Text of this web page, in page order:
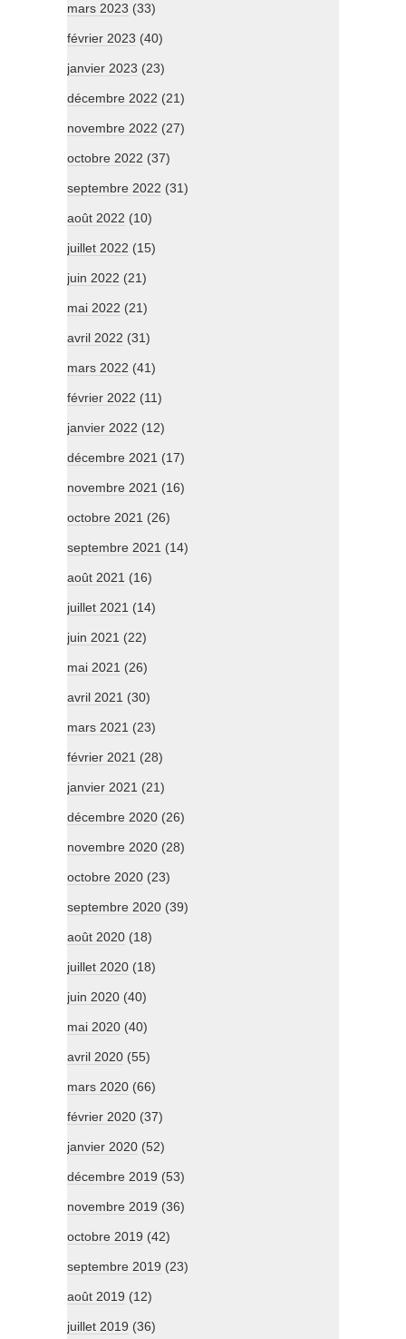
mars 2023 (33)
février 2023 (40)
janvier 2023 (23)
décembre 2022 (21)
novembre 2022 (27)
octobre 2022 (37)
septembre 2022 (31)
août 2022 (10)
juillet 2022 (15)
juin 2022 (21)
mai 2022 (21)
avril 2022 (31)
mars 2022 (41)
février 2022 (11)
janvier 2022 (12)
décembre 2021 (17)
novembre 2021 (16)
octobre 2021 (26)
septembre 2021 (14)
août 2021 (16)
juillet 2021 (14)
juin 2021 (22)
mai 2021 (26)
avril 2021 (30)
mars 2021 (23)
février 2021 (28)
janvier 2021 (21)
décembre 2020 (26)
novembre 2020 (28)
octobre 2020 (23)
septembre 2020 (39)
août 2020 (18)
juillet 2020 (18)
juin 2020 (40)
mai 2020 (40)
avril 2020 (55)
mars 2020 (66)
février 2020 (37)
janvier 2020 (52)
décembre 2019 (53)
novembre 2019 (36)
octobre 2019 (42)
septembre 2019 (23)
août 2019 (12)
juillet 2019 (36)